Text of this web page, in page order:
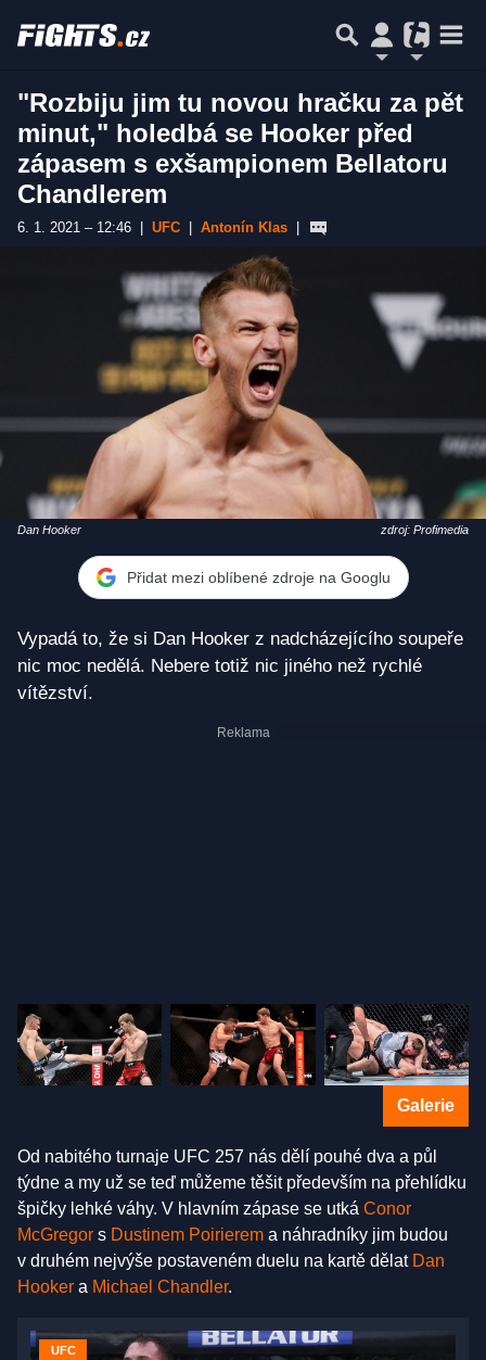
"Rozbiju jim tu novou hračku za pět
minut," holedbá se Hooker před
zápasem s exšampionem Bellatoru
Chandlerem
6. 1. 2021 – 12:46 UFC Antonín Klas
Dan Hooker zdroj: Profimedia
Přidat mezi oblíbené zdroje na Googlu
Vypadá to, že si Dan Hooker z nadcházejícího soupeře
nic moc nedělá. Nebere totiž nic jiného než rychlé
vítězství.
Galerie
Od nabitého turnaje UFC 257 nás dělí pouhé dva a půl
týdne a my už se teď můžeme těšit především na přehlídku
špičky lehké váhy. V hlavním zápase se utká Conor
McGregor s Dustinem Poirierem a náhradníky jim budou
v druhém nejvýše postaveném duelu na kartě dělat Dan
Hooker a Michael Chandler.
UFC